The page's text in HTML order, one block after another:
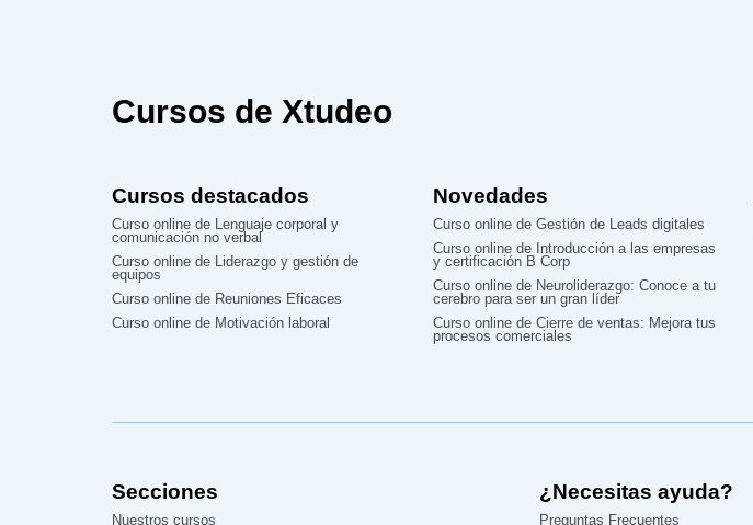
Cursos de Xtudeo
Cursos destacados
Curso online de Lenguaje corporal y
comunicación no verbal
Curso online de Liderazgo y gestión de
equipos
Curso online de Reuniones Eficaces
Curso online de Motivación laboral
Novedades
Curso online de Gestión de Leads digitales
Curso online de Introducción a las empresas
y certificación B Corp
Curso online de Neuroliderazgo: Conoce a tu
cerebro para ser un gran líder
Curso online de Cierre de ventas: Mejora tus
procesos comerciales
Secciones
Nuestros cursos
¿Necesitas ayuda?
Preguntas Frecuentes